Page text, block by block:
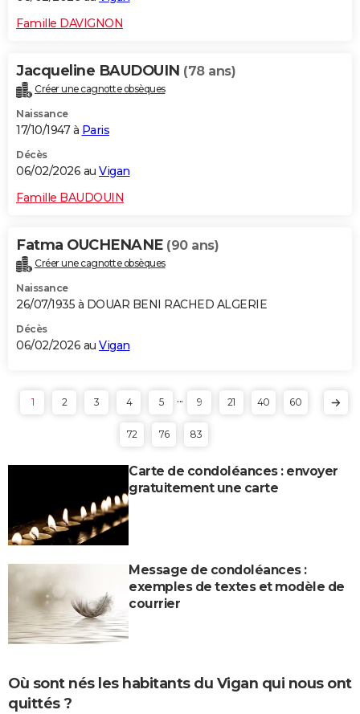
Famille DAVIGNON
Jacqueline BAUDOUIN (78 ans)
Créer une cagnotte obsèques
Naissance
17/10/1947 à Paris
Décès
06/02/2026 au Vigan
Famille BAUDOUIN
Fatma OUCHENANE (90 ans)
Créer une cagnotte obsèques
Naissance
26/07/1935 à DOUAR BENI RACHED ALGERIE
Décès
06/02/2026 au Vigan
1 2 3 4 5 ... 9 21 40 60
72 76 83
Carte de condoléances : envoyer
gratuitement une carte
Message de condoléances :
exemples de textes et modèle de
courrier
Où sont nés les habitants du Vigan qui nous ont
quittés ?